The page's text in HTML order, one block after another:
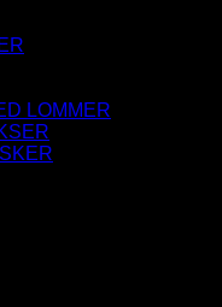
LOMMER